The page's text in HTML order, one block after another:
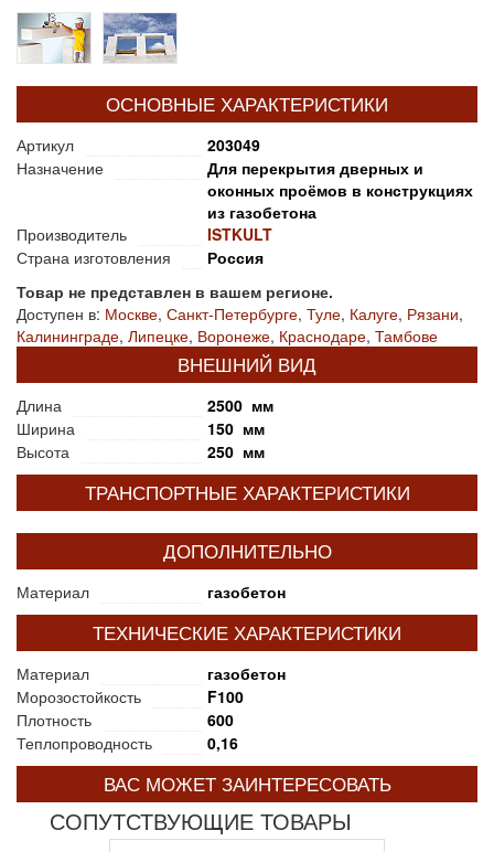
ОСНОВНЫЕ ХАРАКТЕРИСТИКИ
Артикул
203049
Назначение
Для перекрытия дверных и
оконных проёмов в конструкциях
из газобетона
Производитель
ISTKULT
Страна изготовления
Россия
Товар не представлен в вашем регионе.
Доступен в: Москве, Санкт-Петербурге, Туле, Калуге, Рязани,
Калининграде, Липецке, Воронеже, Краснодаре, Тамбове
ВНЕШНИЙ ВИД
Длина
2500 мм
Ширина
150 мм
Высота
250 мм
ТРАНСПОРТНЫЕ ХАРАКТЕРИСТИКИ
ДОПОЛНИТЕЛЬНО
Материал газобетон
ТЕХНИЧЕСКИЕ ХАРАКТЕРИСТИКИ
Материал
газобетон
Морозостойкость
F100
Плотность
600
Теплопроводность
0,16
ВАС МОЖЕТ ЗАИНТЕРЕСОВАТЬ
СОПУТСТВУЮЩИЕ ТОВАРЫ